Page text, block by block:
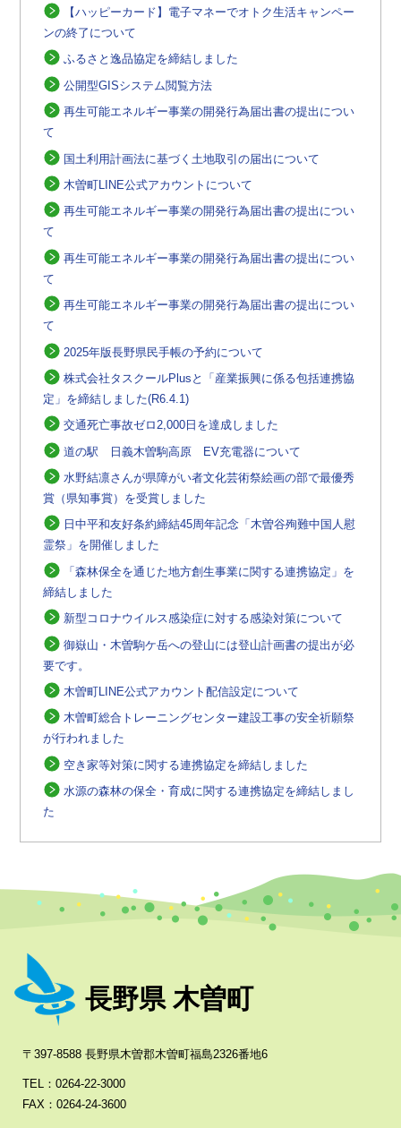
【ハッピーカード】電子マネーでオトク生活キャンペー
ンの終了について
ふるさと逸品協定を締結しました
公開型GISシステム閲覧方法
再生可能エネルギー事業の開発行為届出書の提出につい
て
国土利用計画法に基づく土地取引の届出について
木曽町LINE公式アカウントについて
再生可能エネルギー事業の開発行為届出書の提出につい
て
再生可能エネルギー事業の開発行為届出書の提出につい
て
再生可能エネルギー事業の開発行為届出書の提出につい
て
2025年版長野県民手帳の予約について
株式会社タスクールPlusと「産業振興に係る包括連携協
定」を締結しました(R6.4.1)
交通死亡事故ゼロ2,000日を達成しました
道の駅 日義木曽駒高原 EV充電器について
水野結凛さんが県障がい者文化芸術祭絵画の部で最優秀
賞（県知事賞）を受賞しました
日中平和友好条約締結45周年記念「木曽谷殉難中国人慰
霊祭」を開催しました
「森林保全を通じた地方創生事業に関する連携協定」を
締結しました
新型コロナウイルス感染症に対する感染対策について
御嶽山・木曽駒ケ岳への登山には登山計画書の提出が必
要です。
木曽町LINE公式アカウント配信設定について
木曽町総合トレーニングセンター建設工事の安全祈願祭
が行われました
空き家等対策に関する連携協定を締結しました
水源の森林の保全・育成に関する連携協定を締結しまし
た
長野県 木曽町
〒397-8588 長野県木曽郡木曽町福島2326番地6
TEL：0264-22-3000
FAX：0264-24-3600